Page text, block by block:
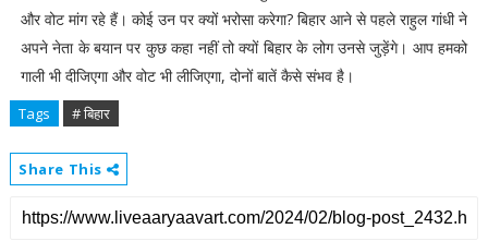
और वोट मांग रहे हैं। कोई उन पर क्यों भरोसा करेगा? बिहार आने से पहले राहुल गांधी ने
अपने नेता के बयान पर कुछ कहा नहीं तो क्यों बिहार के लोग उनसे जुड़ेंगे। आप हमको
गाली भी दीजिएगा और वोट भी लीजिएगा, दोनों बातें कैसे संभव है।
Tags # बिहार
Share This